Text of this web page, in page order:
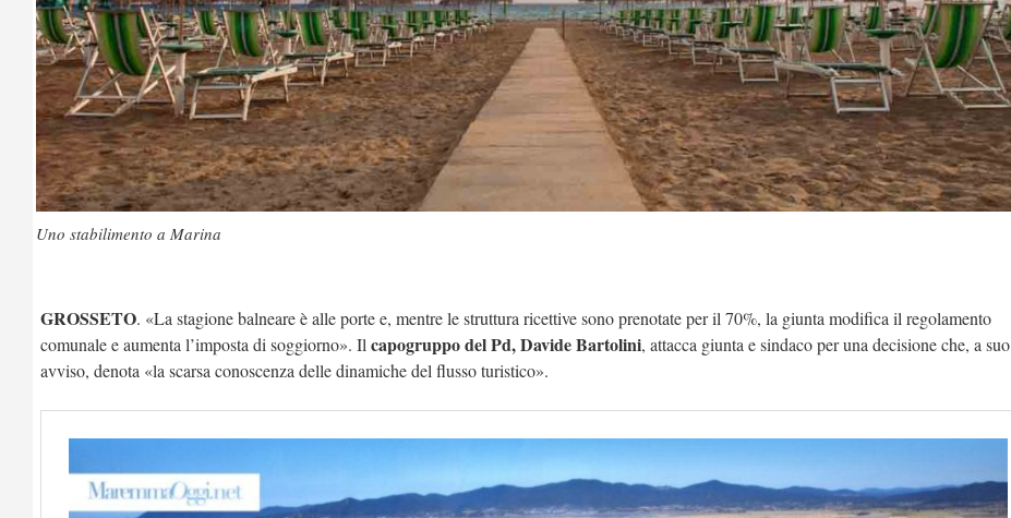
Uno stabilimento a Marina
GROSSETO. «La stagione balneare è alle porte e, mentre le struttura ricettive sono prenotate per il 70%, la giunta modifica il regolamento
comunale e aumenta l’imposta di soggiorno». Il capogruppo del Pd, Davide Bartolini, attacca giunta e sindaco per una decisione che, a suo
avviso, denota «la scarsa conoscenza delle dinamiche del flusso turistico».